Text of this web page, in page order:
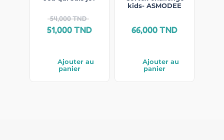
54,000TND
51,000TND
Ajouter au
panier
kids- ASMODEE
66,000TND
Ajouter au
panier